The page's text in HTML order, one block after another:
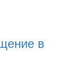
в